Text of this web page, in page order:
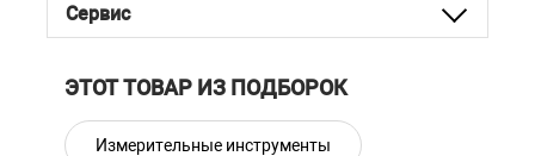
Сервис
ЭТОТ ТОВАР ИЗ ПОДБОРОК
Измерительные инструменты